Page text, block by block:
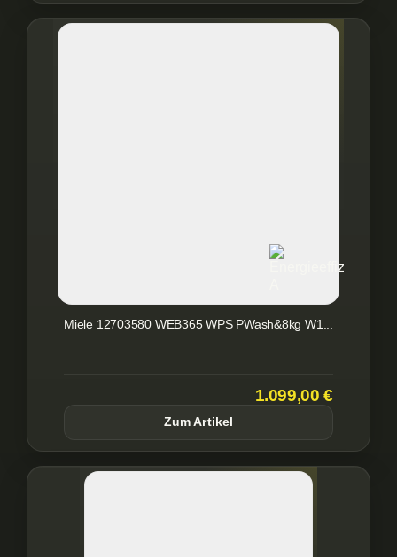
Miele 12703580 WEB365 WPS PWash&8kg W1...
1.099,00 €
Zum Artikel